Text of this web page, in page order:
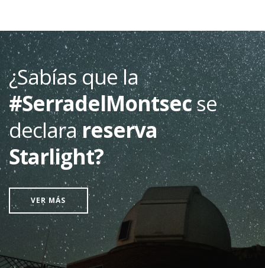
¿Sabías que la
#SerradelMontsecse
declarareserva
Starlight?
VER MÁS